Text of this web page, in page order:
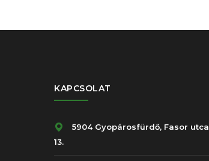
KAPCSOLAT
5904 Gyopárosfürdő, Fasor utca
13.